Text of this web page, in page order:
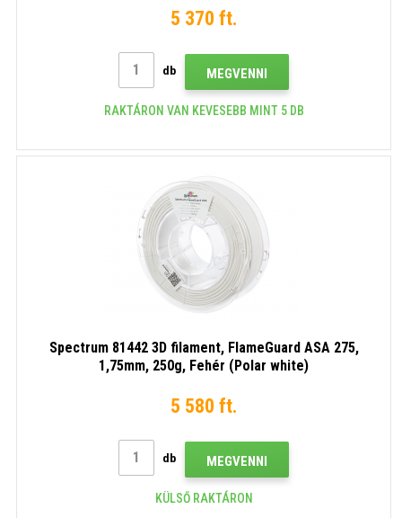
5 370 ft.
db MEGVENNI
RAKTÁRON VAN KEVESEBB MINT 5 DB
Spectrum 81442 3D filament, FlameGuard ASA 275,
1,75mm, 250g, Fehér (Polar white)
5 580 ft.
db MEGVENNI
KÜLSŐ RAKTÁRON